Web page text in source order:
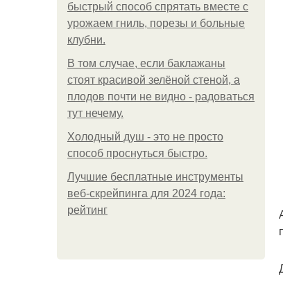
быстрый способ спрятать вместе с
урожаем гниль, порезы и больные
клубни.
В том случае, если баклажаны
стоят красивой зелёной стеной, а
плодов почти не видно - радоваться
тут нечему.
Холодный душ - это не просто
способ проснуться быстро.
Лучшие бесплатные инструменты
веб-скрейпинга для 2024 года:
рейтинг